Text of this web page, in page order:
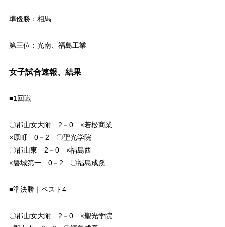
準優勝：相馬
第三位：光南、福島工業
女子試合速報、結果
■1回戦
〇郡山女大附 2－0 ×若松商業
×原町 0－2 〇聖光学院
〇郡山東 2－0 ×福島西
×磐城第一 0－2 〇福島成蹊
■準決勝｜ベスト4
〇郡山女大附 2－0 ×聖光学院